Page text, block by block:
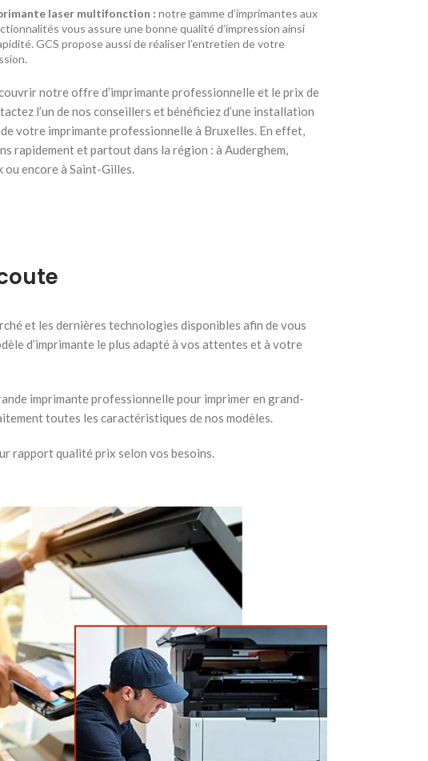
laser multifonction : notre gamme d’imprimantes aux
vous assure une bonne qualité d’impression ainsi
GCS propose aussi de réaliser l’entretien de votre
notre offre d’imprimante professionnelle et le prix de
l’un de nos conseillers et bénéficiez d’une installation
votre imprimante professionnelle à Bruxelles. En effet,
rapidement et partout dans la région : à Auderghem,
ou encore à Saint-Gilles.
et les dernières technologies disponibles afin de vous
d’imprimante le plus adapté à vos attentes et à votre
imprimante professionnelle pour imprimer en grand-
toutes les caractéristiques de nos modèles.
rapport qualité prix selon vos besoins.